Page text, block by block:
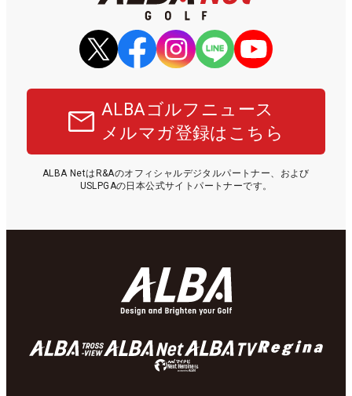
ALBAゴルフニュース
メルマガ登録はこちら
ALBA NetはR&Aのオフィシャルデジタルパートナー、および
USLPGAの日本公式サイトパートナーです。